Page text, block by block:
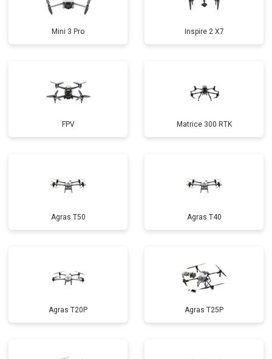
Mini 3 Pro Inspire 2 X7
FPV Matrice 300 RTK
Agras T50 Agras T40
Agras T20P Agras T25P